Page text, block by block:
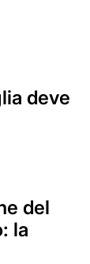
deve
del
la